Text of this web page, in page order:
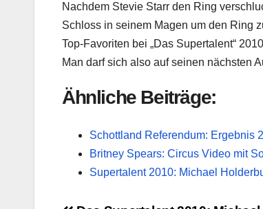
Nachdem Stevie Starr den Ring
Schloss in seinem Magen um den Ring
Top-Favoriten bei „Das Supertalent“
Man darf sich also auf seinen nächsten
Ähnliche Beiträge:
Schottland Referendum: Ergebnis
Britney Spears: Circus Video mit
Supertalent 2010: Michael